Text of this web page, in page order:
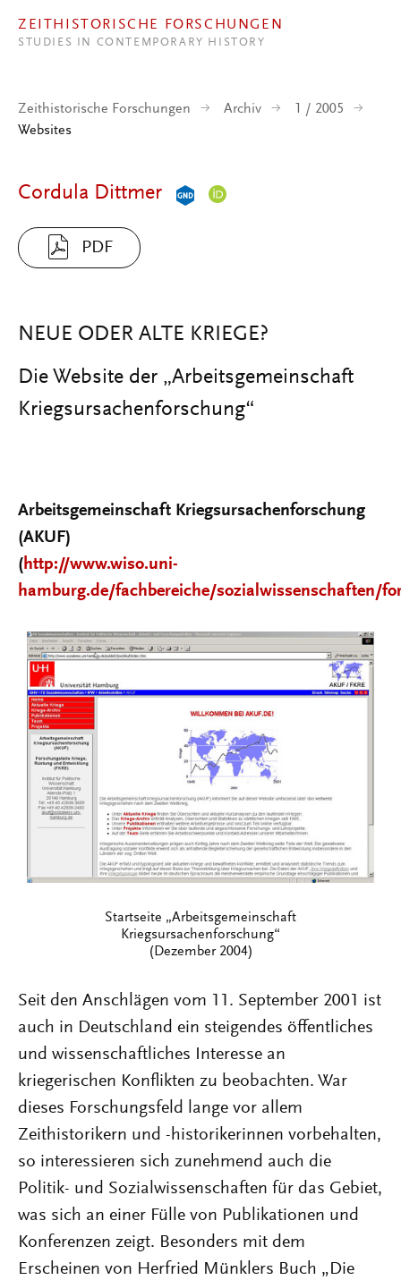
ZEITHISTORISCHE FORSCHUNGEN
STUDIES IN CONTEMPORARY HISTORY
Zeithistorische Forschungen Archiv
1 / 2005
Websites
Cordula Dittmer
PDF
NEUE ODER ALTE KRIEGE?
Die Website der „Arbeitsgemeinschaft
Kriegsursachenforschung“
Arbeitsgemeinschaft Kriegsursachenforschung
(AKUF)
(http://www.wiso.uni-
hamburg.de/fachbereiche/sozialwissenschaften/
Startseite „Arbeitsgemeinschaft
Kriegsursachenforschung“
(Dezember 2004)
Seit den Anschlägen vom 11. September 2001 ist
auch in Deutschland ein steigendes öffentliches
und wissenschaftliches Interesse an
kriegerischen Konflikten zu beobachten. War
dieses Forschungsfeld lange vor allem
Zeithistorikern und -historikerinnen vorbehalten,
so interessieren sich zunehmend auch die
Politik- und Sozialwissenschaften für das Gebiet,
was sich an einer Fülle von Publikationen und
Konferenzen zeigt. Besonders mit dem
Erscheinen von Herfried Münklers Buch „Die